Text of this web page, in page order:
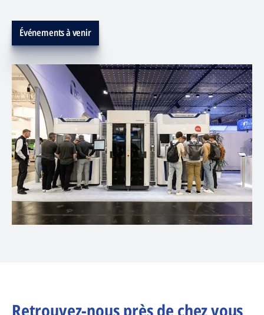
Événements à venir
Retrouvez-nous près de chez vous